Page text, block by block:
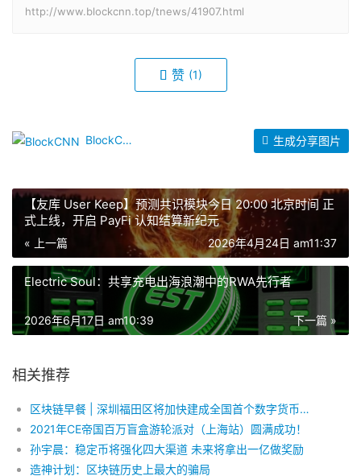
http://www.blockcnn.top/tnews/41907.html
赞 (1)
BlockCNN 生成分享图片
【友库 User Keep】预测共识模块今日 20:00 北京时间 正
式上线，开启 PayFi 认知结算新纪元
« 上一篇 2026年4月24日 am11:37
Electric Soul：共享充电出海浪潮中的RWA先行者
下一篇 »
2026年6月17日 am10:39
相关推荐
区块链早餐 | 深圳福田区将加快建成全国首个数字货币大厦；狄刚表示区块链正形成新的数据孤岛，跨链是方向
2021年CE帝国百万盲盒游轮派对（上海站）圆满成功！
孙宇晨：稳定币将强化四大渠道 未来将拿出一亿做奖励
造神计划：区块链历史上最大的骗局